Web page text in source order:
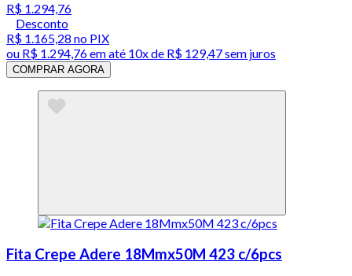
R$ 1.294,76
Desconto
R$ 1.165,28 no PIX
ou R$ 1.294,76em até 10x de R$ 129,47 sem juros
COMPRAR AGORA
Fita Crepe Adere 18Mmx50M 423 c/6pcs